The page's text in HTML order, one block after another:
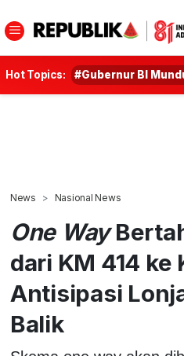
Hot Topics: #Gubernur BI
News Nasional News
One Way
dari KM 414 ke
Antisipasi
Balik